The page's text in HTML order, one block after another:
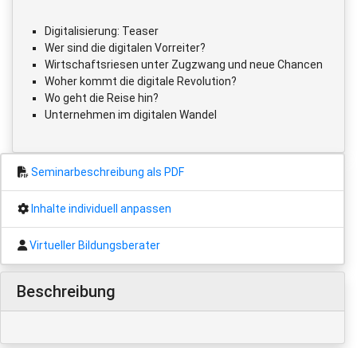
Digitalisierung: Teaser
Wer sind die digitalen Vorreiter?
Wirtschaftsriesen unter Zugzwang und neue Chancen
Woher kommt die digitale Revolution?
Wo geht die Reise hin?
Unternehmen im digitalen Wandel
Seminarbeschreibung als PDF
Inhalte individuell anpassen
Virtueller Bildungsberater
Beschreibung